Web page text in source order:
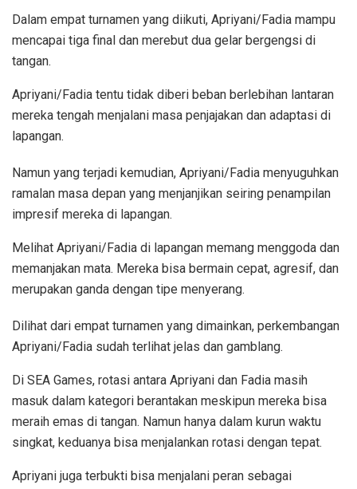
Dalam empat turnamen yang diikuti, Apriyani/Fadia mampu
mencapai tiga final dan merebut dua gelar bergengsi di
tangan.
Apriyani/Fadia tentu tidak diberi beban berlebihan lantaran
mereka tengah menjalani masa penjajakan dan adaptasi di
lapangan.
Namun yang terjadi kemudian, Apriyani/Fadia menyuguhkan
ramalan masa depan yang menjanjikan seiring penampilan
impresif mereka di lapangan.
Melihat Apriyani/Fadia di lapangan memang menggoda dan
memanjakan mata. Mereka bisa bermain cepat, agresif, dan
merupakan ganda dengan tipe menyerang.
Dilihat dari empat turnamen yang dimainkan, perkembangan
Apriyani/Fadia sudah terlihat jelas dan gamblang.
Di SEA Games, rotasi antara Apriyani dan Fadia masih
masuk dalam kategori berantakan meskipun mereka bisa
meraih emas di tangan. Namun hanya dalam kurun waktu
singkat, keduanya bisa menjalankan rotasi dengan tepat.
Apriyani juga terbukti bisa menjalani peran sebagai